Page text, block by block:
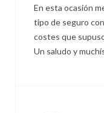
En esta ocasión
tipo de seguro
costes que
Un saludo y